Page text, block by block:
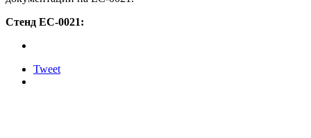
Стенд ЕС-0021:
Tweet